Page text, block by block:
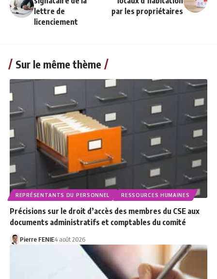
lettre de
licenciement
par les propriétaires
Sur le même thème
REPRÉSENTANTS DU PERSONNEL RESSOURCES HUMAINES
Précisions sur le droit d’accès des membres du CSE aux
documents administratifs et comptables du comité
Pierre FENIE4 août 2026